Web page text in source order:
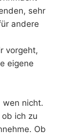
sehr
andere
vorgeht,
eigene
wen nicht.
ich zu
Ob